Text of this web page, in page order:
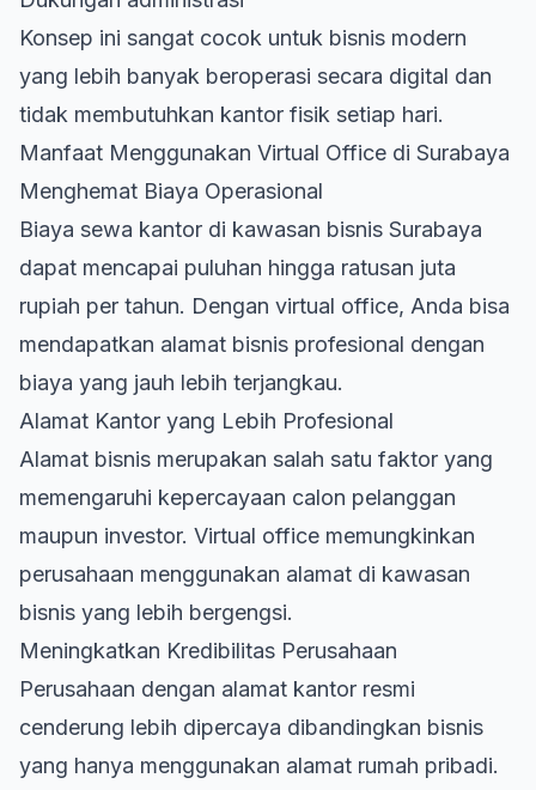
Konsep ini sangat cocok untuk bisnis modern
yang lebih banyak beroperasi secara digital dan
tidak membutuhkan kantor fisik setiap hari.
Manfaat Menggunakan Virtual Office di Surabaya
Menghemat Biaya Operasional
Biaya sewa kantor di kawasan bisnis Surabaya
dapat mencapai puluhan hingga ratusan juta
rupiah per tahun. Dengan virtual office, Anda bisa
mendapatkan alamat bisnis profesional dengan
biaya yang jauh lebih terjangkau.
Alamat Kantor yang Lebih Profesional
Alamat bisnis merupakan salah satu faktor yang
memengaruhi kepercayaan calon pelanggan
maupun investor. Virtual office memungkinkan
perusahaan menggunakan alamat di kawasan
bisnis yang lebih bergengsi.
Meningkatkan Kredibilitas Perusahaan
Perusahaan dengan alamat kantor resmi
cenderung lebih dipercaya dibandingkan bisnis
yang hanya menggunakan alamat rumah pribadi.